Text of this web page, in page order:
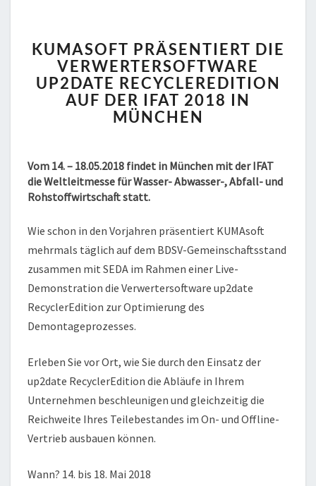
PRÄSENTIERT
DIE
VERWERTERSOFTWARE
UP2DATE
RECYCLEREDITION
AUF
2018
IN
KUMASOFT PRÄSENTIERT DIE
VERWERTERSOFTWARE
UP2DATE RECYCLEREDITION
AUF DER IFAT 2018 IN
MÜNCHEN
Vom 14. – 18.05.2018 findet in München mit der IFAT
die Weltleitmesse für Wasser- Abwasser-, Abfall- und
Rohstoffwirtschaft statt.
Wie schon in den Vorjahren präsentiert KUMAsoft
mehrmals täglich auf dem BDSV-Gemeinschaftsstand
zusammen mit SEDA im Rahmen einer Live-
Demonstration die Verwertersoftware up2date
RecyclerEdition zur Optimierung des
Demontageprozesses.
Erleben Sie vor Ort, wie Sie durch den Einsatz der
up2date RecyclerEdition die Abläufe in Ihrem
Unternehmen beschleunigen und gleichzeitig die
Reichweite Ihres Teilebestandes im On- und Offline-
Vertrieb ausbauen können.
Wann? 14. bis 18. Mai 2018